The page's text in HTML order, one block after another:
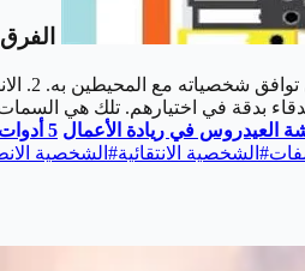
بدقة في اختيارهم. تلك هي السمات
العيدروس في ريادة الأعمال 5 أدوات إنتاجية بالذكاء الاصطناعي لتعمل بشكل أكثر ذكاءً
# الشخصية الانتقائية# الشخصية